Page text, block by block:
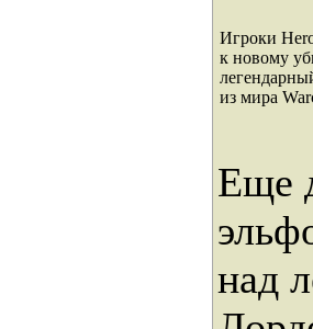
Игроки
к новому
из мира
Еще
над